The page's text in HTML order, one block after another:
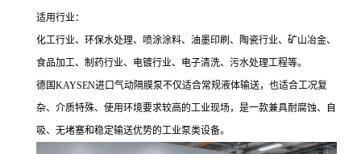
适用行业：
化工行业、环保水处理、喷涂涂料、油墨印刷、陶瓷行业、矿山冶金、
食品加工、制药行业、电镀行业、电子清洗、污水处理工程等。
德国KAYSEN进口气动隔膜泵不仅适合常规液体输送，也适合工况复
杂、介质特殊、使用环境要求较高的工业现场，是一款兼具耐腐蚀、自
吸、无堵塞和稳定输送优势的工业泵类设备。